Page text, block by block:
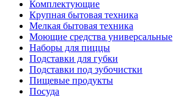
Комплектующие
Крупная бытовая техника
Мелкая бытовая техника
Моющие средства универсальные
Наборы для пиццы
Подставки для губки
Подставки под зубочистки
Пищевые продукты
Посуда